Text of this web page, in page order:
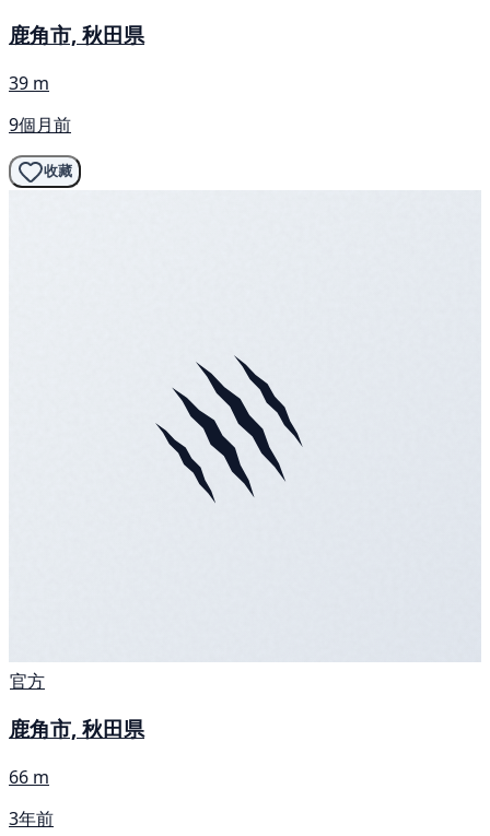
鹿角市, 秋田県
39 m
9個月前
收藏
官方
鹿角市, 秋田県
66 m
3年前